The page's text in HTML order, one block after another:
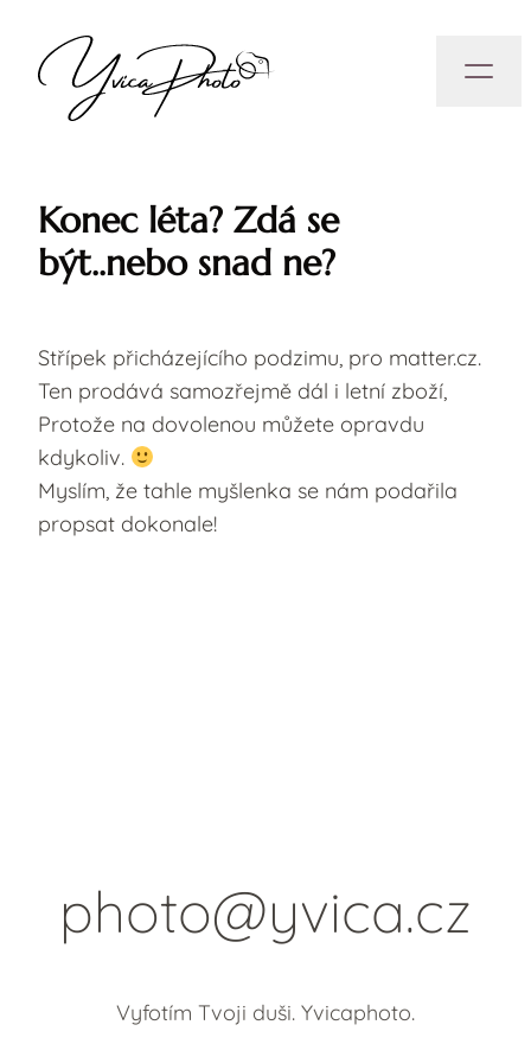
Konec léta? Zdá se
být..nebo snad ne?
Střípek přicházejícího podzimu, pro matter.cz.
Ten prodává samozřejmě dál i letní zboží,
Protože na dovolenou můžete opravdu
kdykoliv.
Myslím, že tahle myšlenka se nám podařila
propsat dokonale!
photo@yvica.cz
Vyfotím Tvoji duši. Yvicaphoto.